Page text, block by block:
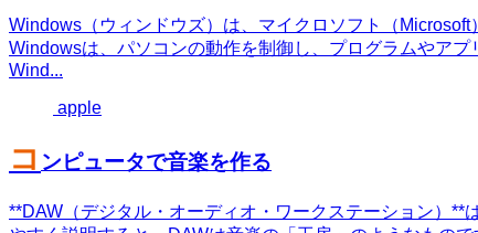
Windows（ウィンドウズ）は、マイクロソフト（
Windowsは、パソコンの動作を制御し、プログラムやア
Wind...
apple
コ ンピュータで音楽を作る
**DAW（デジタル・オーディオ・ワークステーション）**